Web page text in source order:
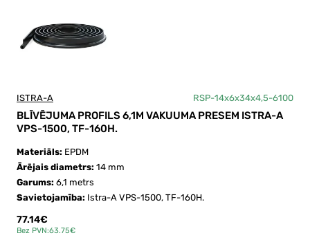
ISTRA-A RSP-14x6x34x4,5-6100
BLĪVĒJUMA PROFILS 6,1M VAKUUMA PRESEM ISTRA-A
VPS-1500, TF-160H.
Materiāls: EPDM
Ārējais diametrs: 14 mm
Garums: 6,1 metrs
Savietojamība: Istra-A VPS-1500, TF-160H.
77.14€
Bez PVN:63.75€